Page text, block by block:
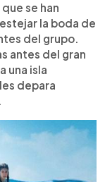
se han
la boda de
del grupo.
antes del gran
una isla
depara